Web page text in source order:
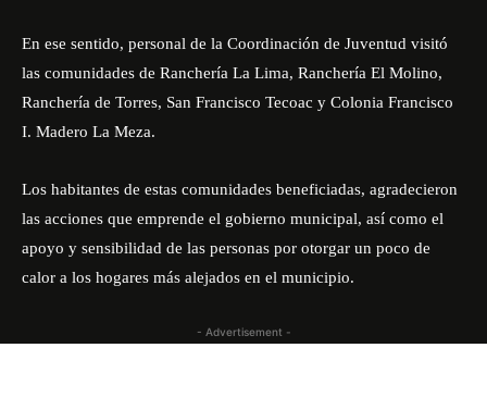
En ese sentido, personal de la Coordinación de Juventud visitó
las comunidades de Ranchería La Lima, Ranchería El Molino,
Ranchería de Torres, San Francisco Tecoac y Colonia Francisco
I. Madero La Meza.
Los habitantes de estas comunidades beneficiadas, agradecieron
las acciones que emprende el gobierno municipal, así como el
apoyo y sensibilidad de las personas por otorgar un poco de
calor a los hogares más alejados en el municipio.
- Advertisement -